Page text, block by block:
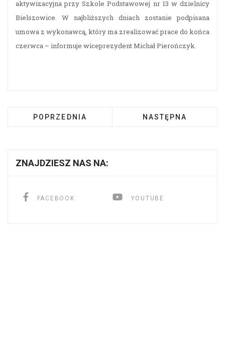
aktywizacyjna przy Szkole Podstawowej nr 13 w dzielnicy
Bielszowice. W najbliższych dniach zostanie podpisana
umowa z wykonawcą, który ma zrealizować prace do końca
czerwca – informuje wiceprezydent Michał Pierończyk.
POPRZEDNIA NASTĘPNA
ZNAJDZIESZ NAS NA:
FACEBOOK YOUTUBE